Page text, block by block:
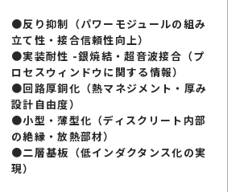
●反り抑制（パワーモジュールの組み
立て性・接合信頼性向上）
●実装耐性 -銀焼結・超音波接合（プ
ロセスウィンドウに関する情報）
●回路厚銅化（熱マネジメント・厚み
設計自由度）
●小型・薄型化（ディスクリート内部
の絶縁・放熱部材）
●二層基板（低インダクタンス化の実
現）